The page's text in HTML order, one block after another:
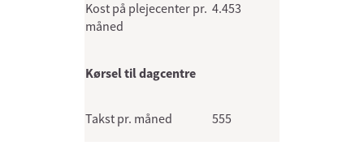
Kost på plejecenter pr.
måned
4.453
Kørsel til dagcentre
Takst pr. måned 555